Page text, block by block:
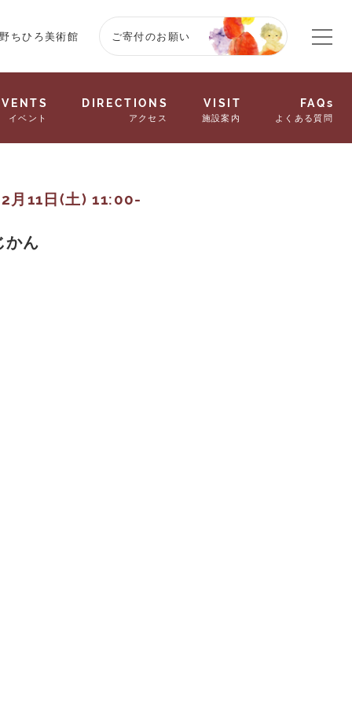
ちひろ美術館 ご寄付のお願い
イベント
DIRECTIONS
アクセス
VISIT
施設案内
FAQs
よくある質問
月11日(土) 11:00-
かん